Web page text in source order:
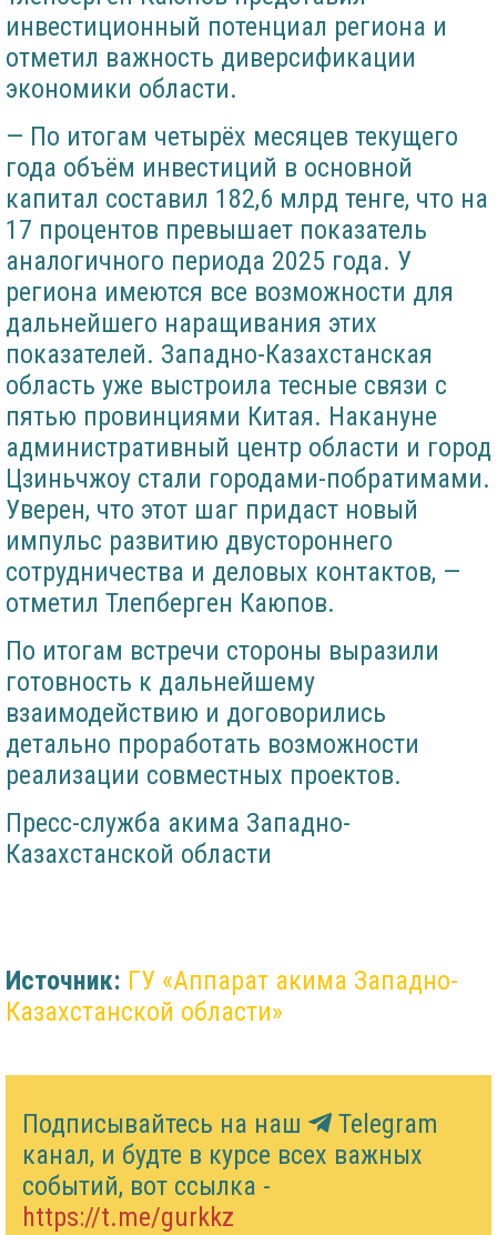
инвестиционный потенциал региона и
отметил важность диверсификации
экономики области.
— По итогам четырёх месяцев текущего
года объём инвестиций в основной
капитал составил 182,6 млрд тенге, что на
17 процентов превышает показатель
аналогичного периода 2025 года. У
региона имеются все возможности для
дальнейшего наращивания этих
показателей. Западно-Казахстанская
область уже выстроила тесные связи с
пятью провинциями Китая. Накануне
административный центр области и город
Цзиньчжоу стали городами-побратимами.
Уверен, что этот шаг придаст новый
импульс развитию двустороннего
сотрудничества и деловых контактов, —
отметил Тлепберген Каюпов.
По итогам встречи стороны выразили
готовность к дальнейшему
взаимодействию и договорились
детально проработать возможности
реализации совместных проектов.
Пресс-служба акима Западно-
Казахстанской области
Источник: ГУ «Аппарат акима Западно-
Казахстанской области»
Подписывайтесь на наш
Telegram
канал, и будте в курсе всех важных
событий, вот ссылка -
https://t.me/gurkkz